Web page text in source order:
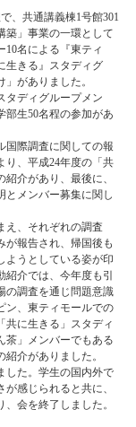
、共通講義棟1号館301
築」事業の一環として
10名による『東ティ
生きる』スタディグ
がありました。
タディグループメン
部生50名程の参加があ
国際調査に関しての報
り、平成24年度の「共
介があり、最後に、
とメンバー募集に関し
え、それぞれの調査
が報告され、帰国後も
ようとしている姿が印
介では、今年度も引
の調査を通じ問題意識
ン、東ティモールでの
共に生きる」スタディ
茶」メンバーでもある
介がありました。
した。学生の国内外で
感じられると共に、
会を終了しました。